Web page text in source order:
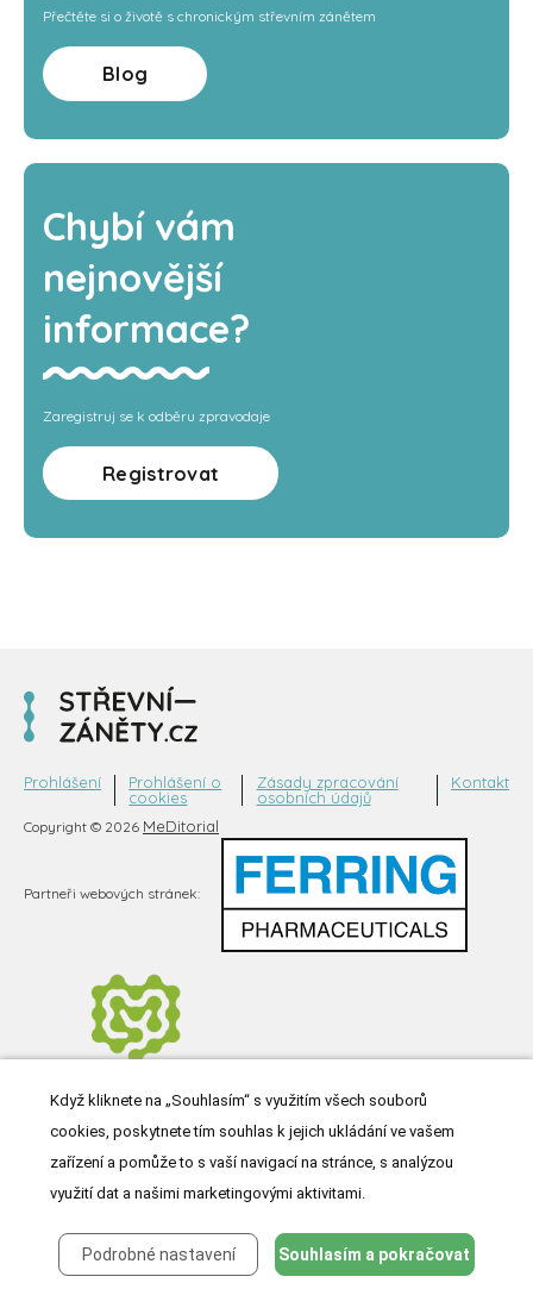
Přečtěte si o životě s chronickým střevním zánětem
Blog
Chybí vám
nejnovější
informace?
Zaregistruj se k odběru zpravodaje
Registrovat
Copyright © 2026 MeDitorial
Prohlášení
Prohlášení o
cookies
Zásady zpracování
osobních údajů
Kontakt
Partneři webových stránek:
Když kliknete na „Souhlasím“ s využitím všech souborů
cookies, poskytnete tím souhlas k jejich ukládání ve vašem
zařízení a pomůže to s vaší navigací na stránce, s analýzou
využití dat a našimi marketingovými aktivitami.
Podrobné nastavení Souhlasím a pokračovat